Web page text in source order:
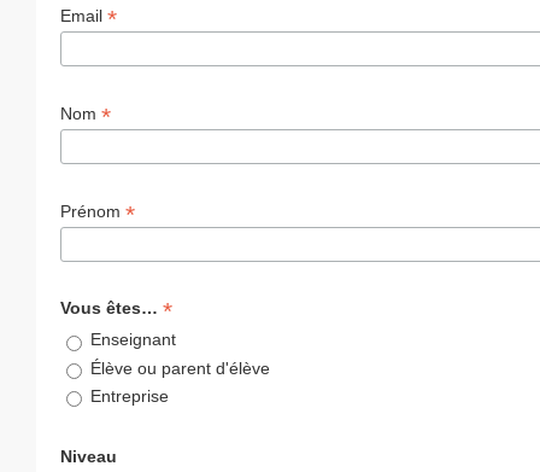
Email *
Nom *
Prénom *
Vous êtes… *
Enseignant
Élève ou parent d'élève
Entreprise
Niveau